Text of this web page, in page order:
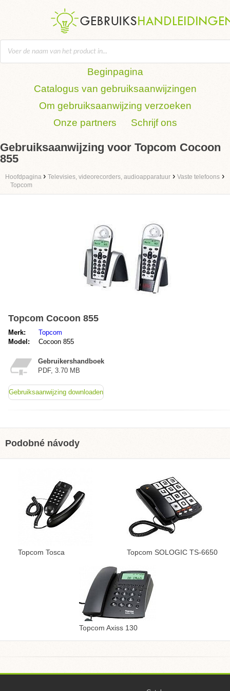
Beginpagina
Catalogus van gebruiksaanwijzingen
Om gebruiksaanwijzing verzoeken
Onze partners
Schrijf ons
Gebruiksaanwijzing voor Topcom Cocoon
855
Hoofdpagina › Televisies, videorecorders, audioapparatuur › Vaste telefoons ›
Topcom
Topcom Cocoon 855
Merk:
Topcom
Model:
Cocoon 855
Gebruikershandboek
PDF, 3.70 MB
Gebruiksaanwijzing downloaden
Podobné návody
Topcom Tosca Topcom SOLOGIC TS-6650
Topcom Axiss 130